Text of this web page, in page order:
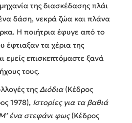
της διασκέδασης πλάι
δάση, νεκρά ζώα και πλάνα
Η ποιήτρια έφυγε από το
τα χέρια της
εμείς επισκεπτόμαστε ξανά
τους.
της Διόδια(Κέδρος
1978), Ιστορίες για τα βαθιά
ένα στεφάνι φως(Κέδρος